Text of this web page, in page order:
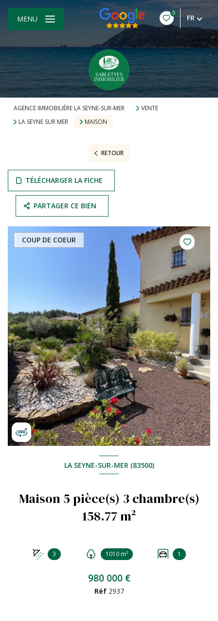
0
FR
MENU
AGENCE IMMOBILIÈRE LA SEYNE-SUR-MER
VENTE
LA SEYNE SUR MER
MAISON
RETOUR
TÉLÉCHARGER LA FICHE
PARTAGER CE BIEN
COUP DE COEUR
LA SEYNE-SUR-MER (83500)
Maison 5 pièce(s) 3 chambre(s)
158.77 m²
3 1010 m² 1
980 000 €
Réf 2937